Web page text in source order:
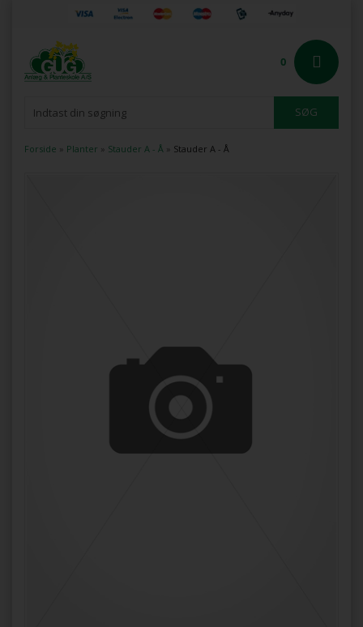
0
Forside » Planter » Stauder A - Å » Stauder A - Å